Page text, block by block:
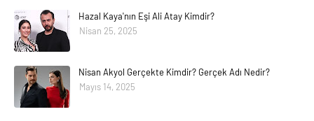
Hazal Kaya'nın Eşi Ali Atay Kimdir?
Nisan 25, 2025
Nisan Akyol Gerçekte Kimdir? Gerçek Adı Nedir?
Mayıs 14, 2025